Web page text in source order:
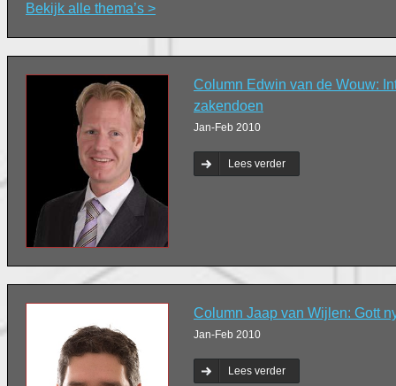
Bekijk alle thema’s >
Column Edwin van de Wouw:
zakendoen
Jan-Feb 2010
Lees verder
Column Jaap van Wijlen: Gott
Jan-Feb 2010
Lees verder